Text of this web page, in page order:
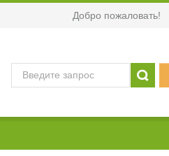
Добро пожаловать!